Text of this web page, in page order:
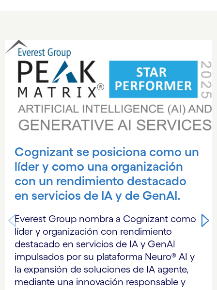
Carousel starts
Cognizant se posiciona como un
líder y como una organización
con un rendimiento destacado
en servicios de IA y de GenAI.
Everest Group nombra a Cognizant como
líder y organización con rendimiento
destacado en servicios de IA y GenAI
impulsados por su plataforma Neuro® AI y
la expansión de soluciones de IA agente,
mediante una innovación responsable y